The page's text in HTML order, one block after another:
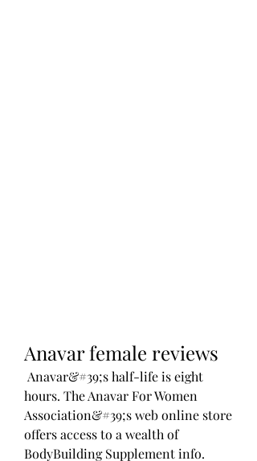
Anavar female reviews
hours. The Anavar For Women
Association&#39;s web online store
offers access to a wealth of
BodyBuilding Supplement info.